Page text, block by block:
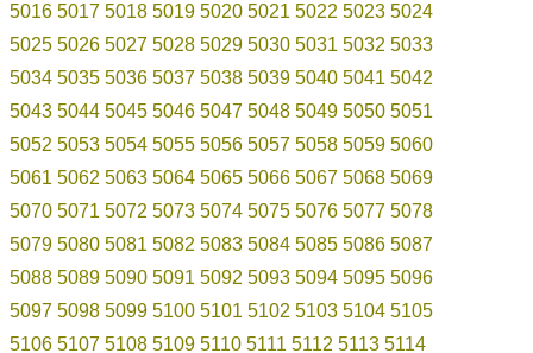
5016 5017 5018 5019 5020 5021 5022 5023 5024
5025 5026 5027 5028 5029 5030 5031 5032 5033
5034 5035 5036 5037 5038 5039 5040 5041 5042
5043 5044 5045 5046 5047 5048 5049 5050 5051
5052 5053 5054 5055 5056 5057 5058 5059 5060
5061 5062 5063 5064 5065 5066 5067 5068 5069
5070 5071 5072 5073 5074 5075 5076 5077 5078
5079 5080 5081 5082 5083 5084 5085 5086 5087
5088 5089 5090 5091 5092 5093 5094 5095 5096
5097 5098 5099 5100 5101 5102 5103 5104 5105
5106 5107 5108 5109 5110 5111 5112 5113 5114